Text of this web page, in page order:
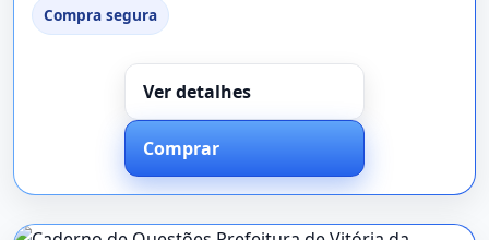
Compra segura
Ver detalhes
Comprar